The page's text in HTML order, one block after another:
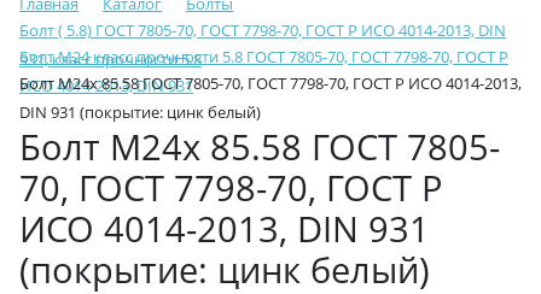
Болт ( 5.8) ГОСТ 7805-70, ГОСТ 7798-70, ГОСТ Р ИСО 4014-2013, DIN
931, класс прочности 5.8
Болт М24 класс прочности 5.8 ГОСТ 7805-70, ГОСТ 7798-70, ГОСТ Р
ИСО 4014-2013, DIN 931
Болт М24х 85.58 ГОСТ 7805-70, ГОСТ 7798-70, ГОСТ Р ИСО 4014-2013,
DIN 931 (покрытие: цинк белый)
Болт М24х 85.58 ГОСТ 7805-
70, ГОСТ 7798-70, ГОСТ Р
ИСО 4014-2013, DIN 931
(покрытие: цинк белый)